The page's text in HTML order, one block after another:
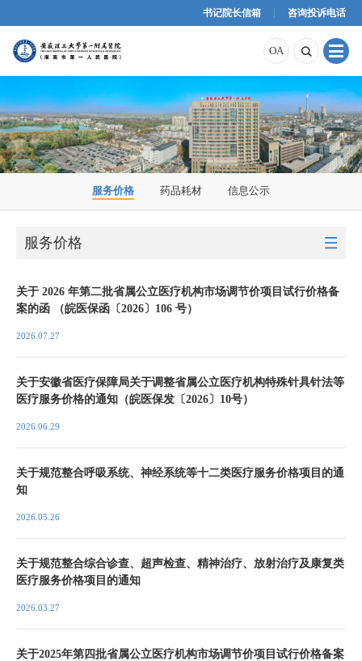
书记院长信箱 咨询投诉电话
OA 
服务价格 药品耗材 信息公示
服务价格 
关于 2026 年第二批省属公立医疗机构市场调节价项目试行价格备
案的函 （皖医保函〔2026〕106 号）
2026.07.27
关于安徽省医疗保障局关于调整省属公立医疗机构特殊针具针法等
医疗服务价格的通知（皖医保发〔2026〕10号）
2026.06.29
关于规范整合呼吸系统、神经系统等十二类医疗服务价格项目的通
知
2026.05.26
关于规范整合综合诊查、超声检查、精神治疗、放射治疗及康复类
医疗服务价格项目的通知
2026.03.27
关于2025年第四批省属公立医疗机构市场调节价项目试行价格备案